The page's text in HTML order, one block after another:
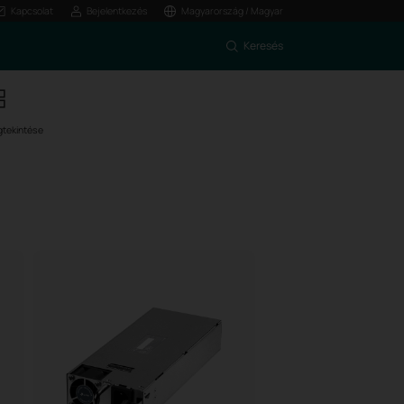
Kapcsolat Bejelentkezés Magyarország / Magyar
Keresés